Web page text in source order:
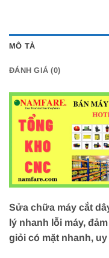
MÔ TẢ
ĐÁNH GIÁ (0)
Sửa chữa máy cắt
lý nhanh lỗi máy,
giỏi có mặt nhanh,